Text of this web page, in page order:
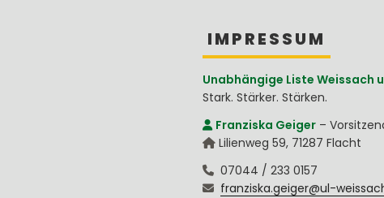
IMPRESSUM
Unabhängige Liste Weissach
Stark. Stärker. Stärken.
Franziska Geiger –
Lilienweg 59, 71287 Flacht
07044 / 233 0157
franziska.geiger@ul-